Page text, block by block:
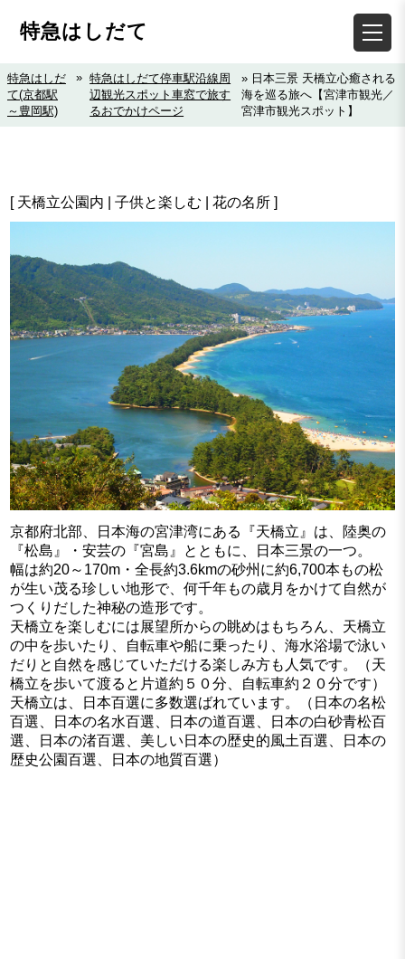
特急はしだて
特急はしだ
て(京都駅
～豊岡駅)
» 特急はしだて停車駅沿線周
辺観光スポット車窓で旅す
るおでかけページ
» 日本三景 天橋立心癒される
海を巡る旅へ【宮津市観光／
宮津市観光スポット】
[ 天橋立公園内 | 子供と楽しむ | 花の名所 ]
京都府北部、日本海の宮津湾にある『天橋立』は、陸奥の
『松島』・安芸の『宮島』とともに、日本三景の一つ。
幅は約20～170m・全長約3.6kmの砂州に約6,700本もの松
が生い茂る珍しい地形で、何千年もの歳月をかけて自然が
つくりだした神秘の造形です。
天橋立を楽しむには展望所からの眺めはもちろん、天橋立
の中を歩いたり、自転車や船に乗ったり、海水浴場で泳い
だりと自然を感じていただける楽しみ方も人気です。（天
橋立を歩いて渡ると片道約５０分、自転車約２０分です）
天橋立は、日本百選に多数選ばれています。（日本の名松
百選、日本の名水百選、日本の道百選、日本の白砂青松百
選、日本の渚百選、美しい日本の歴史的風土百選、日本の
歴史公園百選、日本の地質百選）